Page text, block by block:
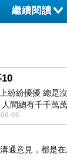
推薦
迅速補充
比例 分子
繼續閱讀
紛紛擾擾 總是
間總有千千萬
泰華衡恆嵩 一山
06
通意見，都是